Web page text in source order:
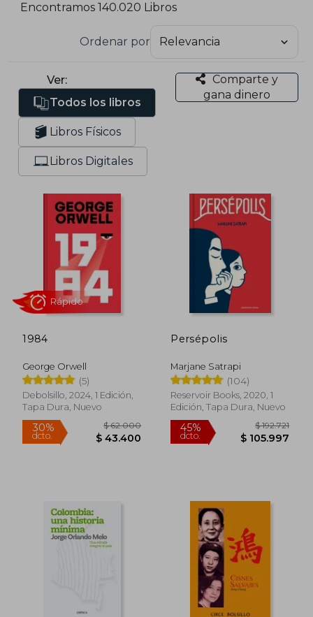
Encontramos 140.020 Libros
Ordenar por
Ver:
Todos los libros
Libros Físicos
Libros Digitales
Comparte y
gana dinero
1984
George Orwell
(5)
Debolsillo, 2024, 1 Edición,
Tapa Dura, Nuevo
30%
dcto.
Rápido
Persépolis
Marjane Satrapi
(104)
Reservoir Books, 2020, 1
Edición, Tapa Dura, Nuevo
45%
dcto.